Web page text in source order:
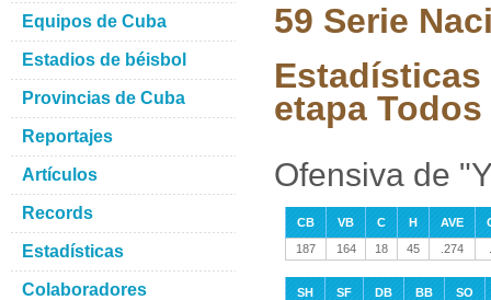
59 Serie
Estadísticas
etapa
Ofensiva de
CB VB C H AVE
187
164 18 45 .274
SH SF DB BB
SO
Equipos de Cuba
Estadios de béisbol
Provincias de Cuba
Reportajes
Artículos
Records
Estadísticas
Colaboradores